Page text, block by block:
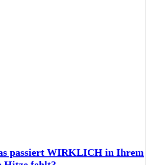
passiert WIRKLICH in Ihrem